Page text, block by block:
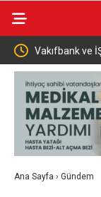
Vakıfbank ve
istihdamı için iş
Ana Sayfa › Gündem